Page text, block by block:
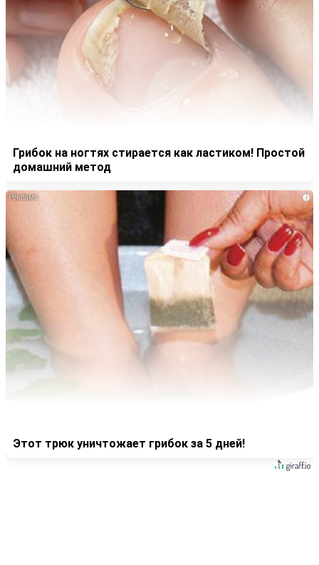
Грибок на ногтях стирается как ластиком! Простой
домашний метод
i
Этот трюк уничтожает грибок за 5 дней!